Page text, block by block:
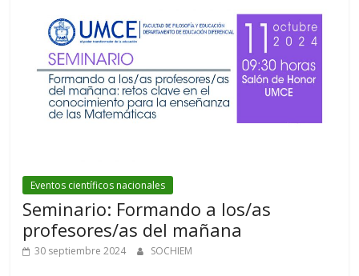
Eventos científicos nacionales
Seminario: Formando a los/as
profesores/as del mañana
30 septiembre 2024 SOCHIEM